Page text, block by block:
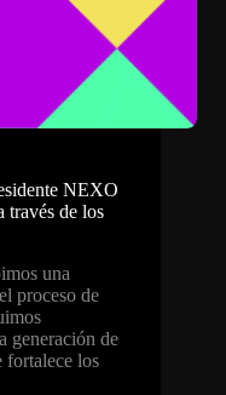
NEXO
través de los
una
proceso de
generación de
fortalece los